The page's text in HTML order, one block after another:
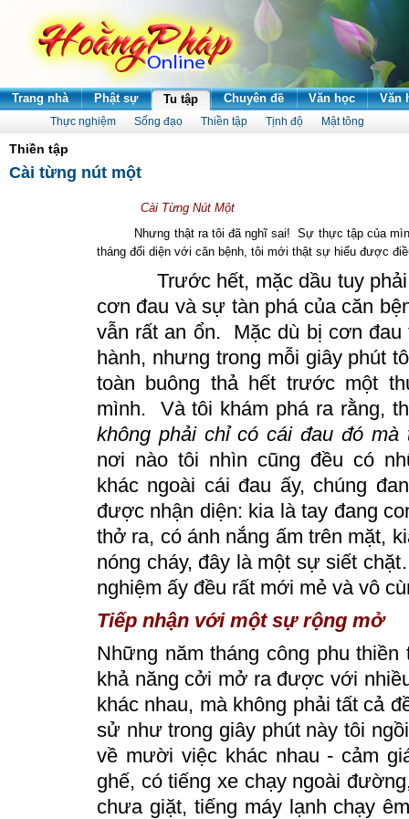
Trang nhà Phật sự Tu tập Chuyên đề Văn học Văn
Thực nghiệm Sống đạo Thiền tập Tịnh độ Mật tông
Thiền tập
Cài từng nút một
Cài Từng Nút Một
Nhưng thật ra tôi đã nghĩ sai! Sự thực tập của
tháng đối diện với căn bệnh, tôi mới thật sự hiểu được
Trước hết, mặc dầu tuy phải
cơn đau và sự tàn phá của căn
vẫn rất an ổn. Mặc dù bị cơn đau
hành, nhưng trong mỗi giây phút
toàn buông thả hết trước một
mình. Và tôi khám phá ra rằng,
không phải chỉ có cái đau đó mà
nơi nào tôi nhìn cũng đều có
khác ngoài cái đau ấy, chúng
được nhận diện: kialà tay đang
thở ra, có ánh nắng ấm trên mặt,
nóng cháy, đây là một sự siết
nghiệm ấy đều rất mới mẻ và vô
Tiếp nhận với một sự rộng mở
Những năm tháng công phu thiền
khả năng cởi mở ra được với
khác nhau, mà không phải tất cả
sử như trong giây phút này tôi
về mười việc khác nhau - cảm
ghế, có tiếng xe chạy ngoài
chưa giặt, tiếng máy lạnh chạy